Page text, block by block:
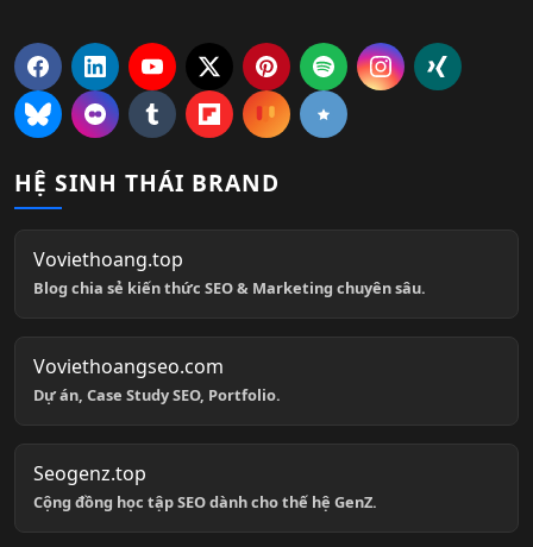
HỆ SINH THÁI BRAND
Voviethoang.top
Blog chia sẻ kiến thức SEO & Marketing chuyên sâu.
Voviethoangseo.com
Dự án, Case Study SEO, Portfolio.
Seogenz.top
Cộng đồng học tập SEO dành cho thế hệ GenZ.